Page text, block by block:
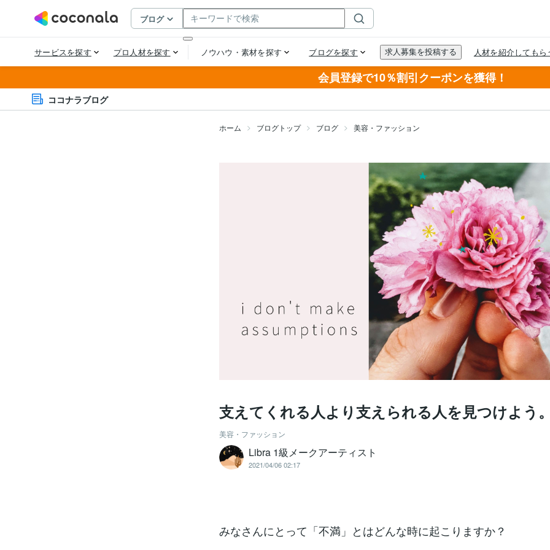
会員登録で10％割引クーポンを獲得！
ココナラブログ
ホーム ブログトップ ブログ 美容・ファッション
支えてくれる人より支えられる人を見つけよう
美容・ファッション
Libra 1級メークアーティスト
2021/04/06 02:17
みなさんにとって「不満」とはどんな時に起こりますか？